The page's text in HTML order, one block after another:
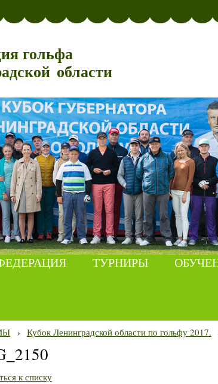
гольфа
области
ТУРНИРЫ
› Кубок Ленинградской области по гольфу 2017.
к списку